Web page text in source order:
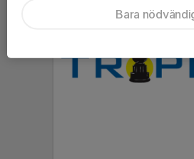
Bara